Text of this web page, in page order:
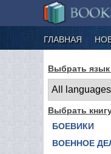
ГЛАВНАЯ
Выбрать язык
Выбрать
БОЕВИКИ
ВОЕННОЕ